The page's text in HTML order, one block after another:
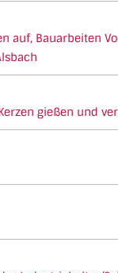
auf, Bauarbeiten
gießen und